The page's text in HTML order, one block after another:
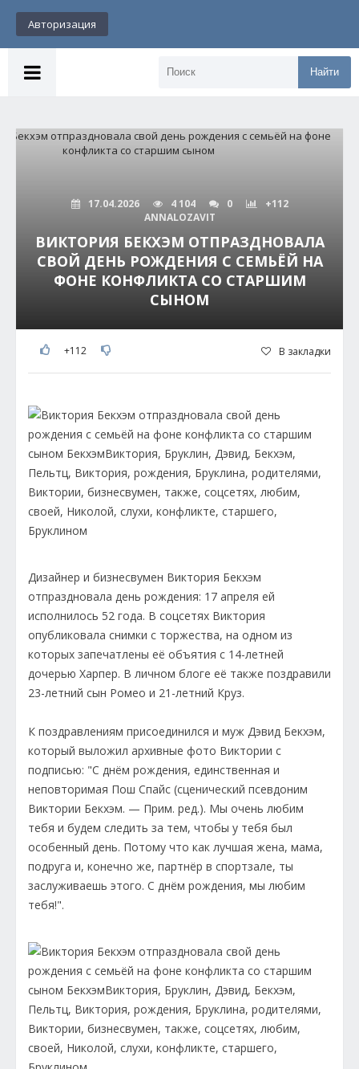
Авторизация
Найти
17.04.2026 4 104 0
+112
ANNALOZAVIT
ВИКТОРИЯ БЕКХЭМ ОТПРАЗДНОВАЛА
СВОЙ ДЕНЬ РОЖДЕНИЯ С СЕМЬЁЙ НА
ФОНЕ КОНФЛИКТА СО СТАРШИМ
СЫНОМ
+112 В закладки
Дизайнер и бизнесвумен Виктория Бекхэм
отпраздновала день рождения: 17 апреля ей
исполнилось 52 года. В соцсетях Виктория
опубликовала снимки с торжества, на одном из
которых запечатлены её объятия с 14-летней
дочерью Харпер. В личном блоге её также поздравили
23-летний сын Ромео и 21-летний Круз.
К поздравлениям присоединился и муж Дэвид Бекхэм,
который выложил архивные фото Виктории с
подписью: "С днём рождения, единственная и
неповторимая Пош Спайс (сценический псевдоним
Виктории Бекхэм. — Прим. ред.). Мы очень любим
тебя и будем следить за тем, чтобы у тебя был
особенный день. Потому что как лучшая жена, мама,
подруга и, конечно же, партнёр в спортзале, ты
заслуживаешь этого. С днём рождения, мы любим
тебя!".